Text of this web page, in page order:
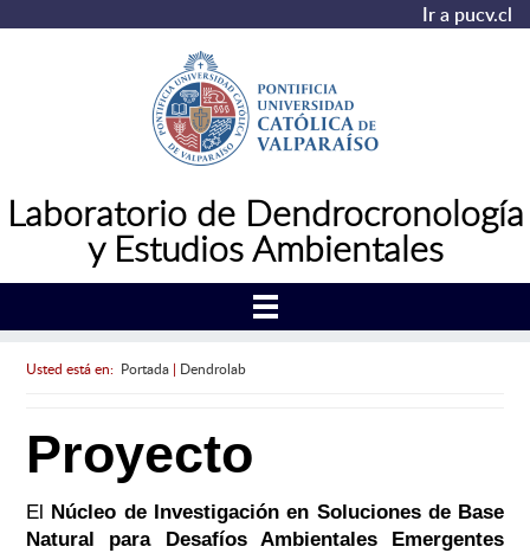
Ir a pucv.cl
Laboratorio de Dendrocronología
y Estudios Ambientales
Usted está en: Portada| Dendrolab
Proyecto
El
Núcleo de Investigación en Soluciones de Base
Natural para Desafíos Ambientales Emergentes